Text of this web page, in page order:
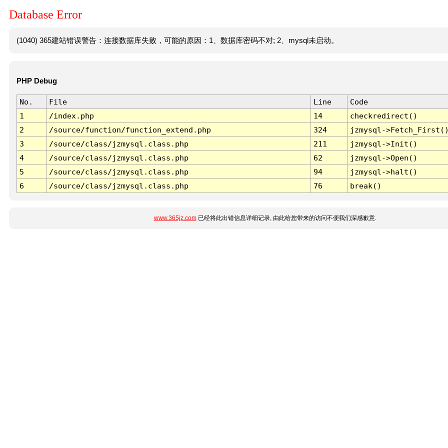
Database Error
(1040) 365建站错误警告：连接数据库失败，可能的原因：1、数据库密码不对; 2、mysql未启动。
PHP Debug
No. File Line
Code
1
/index.php 14
checkredirect()
2
/source/function/function_extend.php 324
jzmysql-
3
/source/class/jzmysql.class.php 211
jzmysql->Init()
4
/source/class/jzmysql.class.php 62
jzmysql->Open()
5
/source/class/jzmysql.class.php 94
jzmysql->halt()
6
/source/class/jzmysql.class.php 76 break()
www.365jz.com已经将此出错信息详细记录, 由此给您带来的访问不便我们深感歉意.